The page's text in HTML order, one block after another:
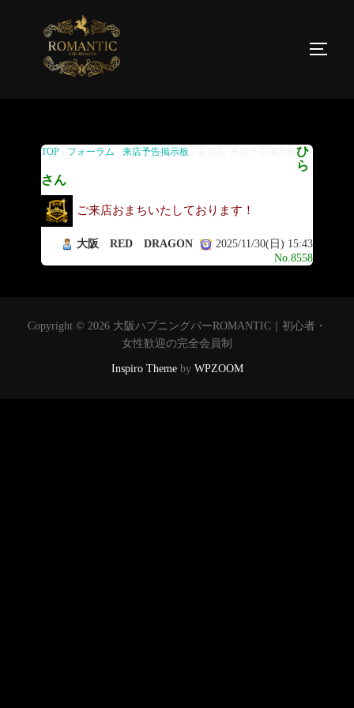
返信先: 来店予告掲示板
TOP フォーラム 来店予告掲示板 返信先: 来店予告掲示板ひ
ら
さん
ご来店おまちいたしております！
大阪 RED DRAGON
2025/11/30(日) 15:43
No.8558
Copyright © 2026 大阪ハプニングバーROMANTIC｜初心者・
女性歓迎の完全会員制
Inspiro Themeby WPZOOM